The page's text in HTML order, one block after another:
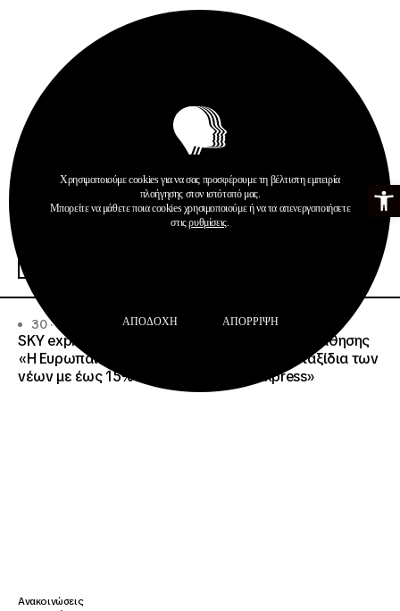
Ανοίξτε
Δημοσιεύσεις
30 · 06 · 2026
SKY express – Ίδρυμα Νεολαίας και Διά Βίου Μάθησης
«Η Ευρωπαϊκή Κάρτα Νέων απογειώνει τα ταξίδια των
νέων με έως 15% έκπτωση στη SKY express»
Ανακοινώσεις
Χρησιμοποιούμε cookies για να σας προσφέρουμε τη βέλτιστη εμπειρία
πλοήγησης στον ιστότοπό μας.
Μπορείτε να μάθετε ποια cookies χρησιμοποιούμε ή να τα απενεργοποιήσετε
στιςρυθμίσεις.
ΑΠΟΔΟΧΉ ΑΠΌΡΡΙΨΗ